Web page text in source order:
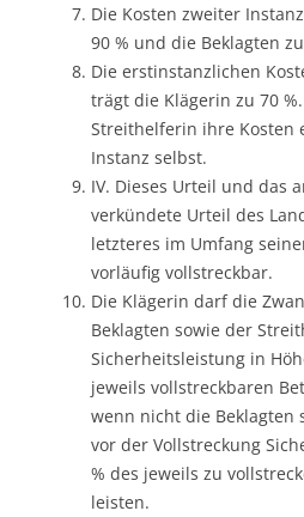
Die Kosten zweiter
90 % und die Beklagten
Die erstinstanzlichen
trägt die Klägerin zu 70
Streithelferin ihre Kosten
Instanz selbst.
IV. Dieses Urteil und das
verkündete Urteil des
letzteres im Umfang
vorläufig vollstreckbar.
Die Klägerin darf die
Beklagten sowie der
Sicherheitsleistung in
jeweils vollstreckbaren
wenn nicht die Beklagten
vor der Vollstreckung
% des jeweils zu
leisten.